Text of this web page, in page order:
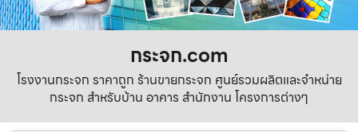
กระจก.com
โรงงานกระจก ราคาถูก ร้านขายกระจก ศูนย์รวมผลิตและจำหน่าย
กระจก สำหรับบ้าน อาคาร สำนักงาน โครงการต่างๆ